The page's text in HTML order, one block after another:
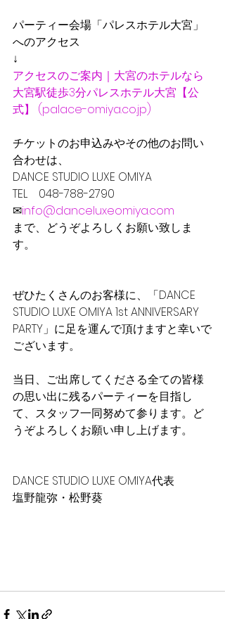
パーティー会場「パレスホテル大宮」
へのアクセス
↓
アクセスのご案内｜大宮のホテルなら
大宮駅徒歩3分パレスホテル大宮【公
式】 (palace-omiya.co.jp)
チケットのお申込みやその他のお問い
合わせは、
DANCE STUDIO LUXE OMIYA
TEL　048-788-2790
✉info@danceluxeomiya.com
まで、どうぞよろしくお願い致しま
す。
ぜひたくさんのお客様に、「DANCE
STUDIO LUXE OMIYA 1st ANNIVERSARY
PARTY」に足を運んで頂けますと幸いで
ございます。
当日、ご出席してくださる全ての皆様
の思い出に残るパーティーを目指し
て、スタッフ一同努めて参ります。ど
うぞよろしくお願い申し上げます。
DANCE STUDIO LUXE OMIYA代表
塩野龍弥・松野葵